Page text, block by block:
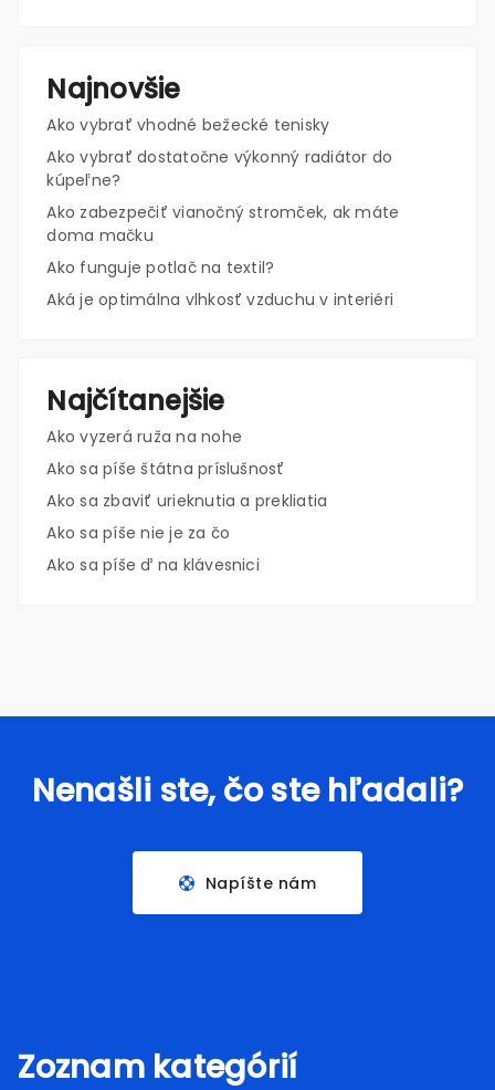
Najnovšie
Ako vybrať vhodné bežecké tenisky
Ako vybrať dostatočne výkonný radiátor do
kúpeľne?
Ako zabezpečiť vianočný stromček, ak máte
doma mačku
Ako funguje potlač na textil?
Aká je optimálna vlhkosť vzduchu v interiéri
Najčítanejšie
Ako vyzerá ruža na nohe
Ako sa píše štátna príslušnosť
Ako sa zbaviť urieknutia a prekliatia
Ako sa píše nie je za čo
Ako sa píše ď na klávesnici
Nenašli ste, čo ste hľadali?
Napíšte nám
Zoznam kategórií